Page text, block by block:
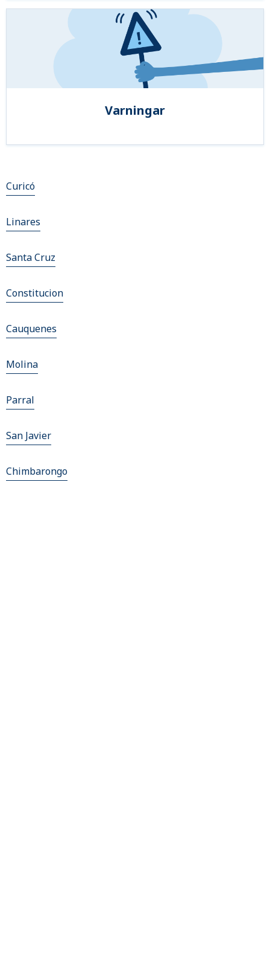
Varningar
Curicó
Linares
Santa Cruz
Constitucion
Cauquenes
Molina
Parral
San Javier
Chimbarongo